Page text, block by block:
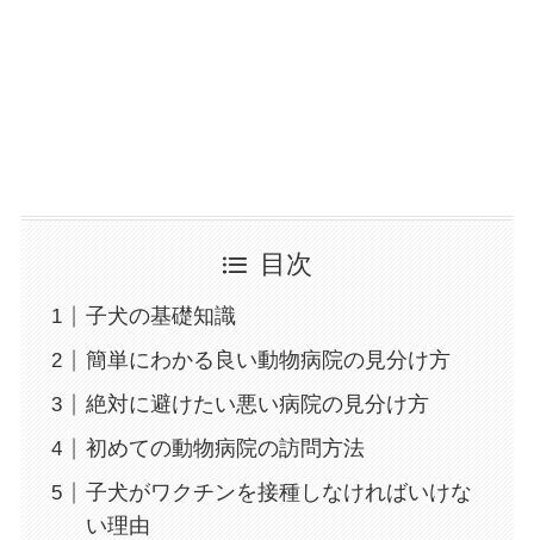
目次
子犬の基礎知識
簡単にわかる良い動物病院の見分け方
絶対に避けたい悪い病院の見分け方
初めての動物病院の訪問方法
子犬がワクチンを接種しなければいけな
い理由